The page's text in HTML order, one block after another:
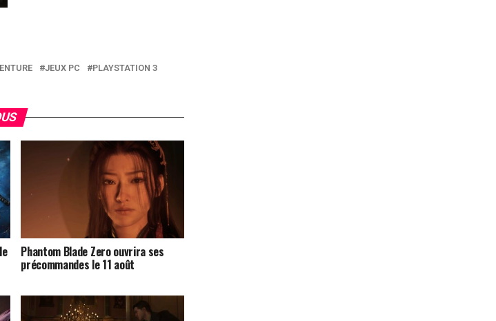
JEUX PC
PLAYSTATION 3
Phantom Blade Zero ouvrira ses
précommandes le 11 août